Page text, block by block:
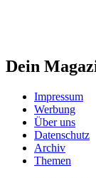
Dein
Impressum
Werbung
Über uns
Datenschutz
Archiv
Themen